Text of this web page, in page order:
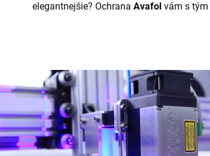
elegantnejšie? Ochrana Avafol vám s tým